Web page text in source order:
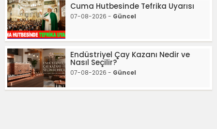
Cuma Hutbesinde Tefrika Uyarısı
07-08-2026 - Güncel
Endüstriyel Çay Kazanı Nedir ve
Nasıl Seçilir?
07-08-2026 - Güncel